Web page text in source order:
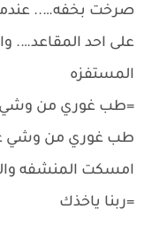
صرخت بخفه…..
على احد المقاعد….
المستفزه
=طب غوري من وشي
طب غوري من وشي
امسكت المنشفه
=ربنا ياخذك